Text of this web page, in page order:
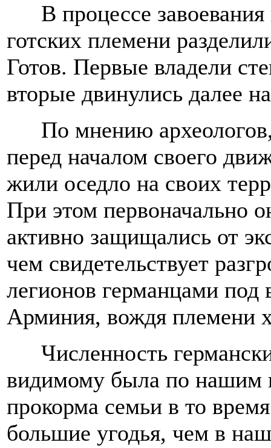
В процессе
готских племени
Готов. Первые владели
вторые двинулись далее
По мнению
перед началом своего
жили оседло на своих
При этом первоначально
активно защищались от
чем свидетельствует
легионов германцами под
Арминия, вождя племени
Численность
видимому была по нашим
прокорма семьи в то
большие угодья, чем в